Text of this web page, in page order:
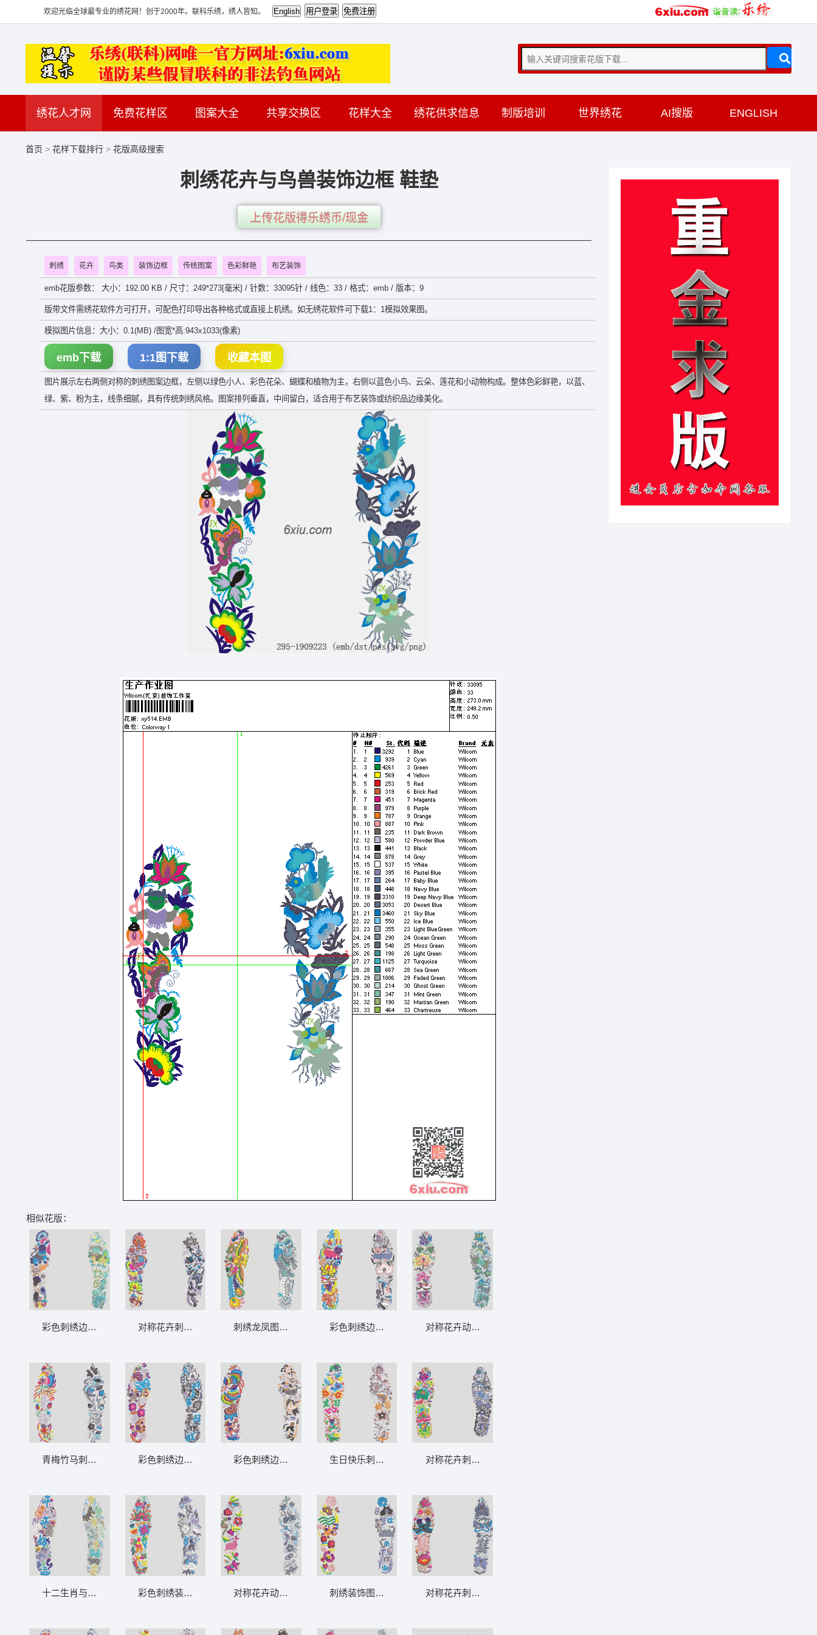
欢迎光临全球最专业的绣花网！创于2000年。联科乐绣，绣人皆知。
绣花人才网 免费花样区 图案大全 共享交换区 花样大全 绣花供求信息 制版培训 世界绣花 AI搜版 ENGLISH
首页 > 花样下载排行 > 花版高级搜索
刺绣花卉与鸟兽装饰边框 鞋垫
上传花版得乐绣币/现金
刺绣 花卉 鸟类 装饰边框 传统图案 色彩鲜艳 布艺装饰
emb花版参数： 大小：192.00 KB / 尺寸：249*273[毫米] / 针数：33095针 / 线色：33 / 格式：emb / 版本：9
版带文件需绣花软件方可打开，可配色打印导出各种格式或直接上机绣。如无绣花软件可下载1：1模拟效果图。
模拟图片信息：大小：0.1(MB) /图宽*高:943x1033(像素)
emb下载 1:1图下载 收藏本图
图片展示左右两侧对称的刺绣图案边框，左侧以绿色小人、彩色花朵、蝴蝶和植物为主，右侧以蓝色小鸟、云朵、莲花和小动物构成。整体色彩鲜艳，以蓝、
绿、紫、粉为主，线条细腻，具有传统刺绣风格。图案排列垂直，中间留白，适合用于布艺装饰或纺织品边缘美化。
相似花版：
彩色刺绣边框装饰图案 鞋垫
青梅竹马刺绣边框 鞋垫
十二生肖与吉祥文字装饰图案 鞋垫
对称花卉刺绣边框设计 鞋垫
彩色刺绣边框装饰图案 鞋垫
彩色刺绣装饰图案 鞋垫
刺绣龙凤图案对比图 鞋垫
彩色刺绣边框图案 鞋垫
对称花卉动物刺绣边框 鞋垫
彩色刺绣边饰图案 鞋垫
生日快乐刺绣装饰 鞋垫
刺绣装饰图案 鞋垫
对称花卉动物刺绣边框 鞋垫
对称花卉刺绣边饰 鞋垫
对称花卉刺绣装饰图案 鞋垫